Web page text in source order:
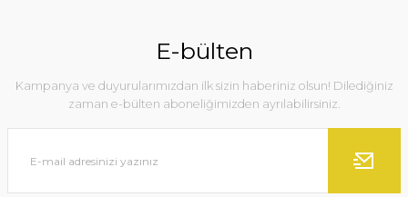
E-bülten
Kampanya ve duyurularımızdan ilk sizin haberiniz olsun! Dilediğiniz
zaman e-bülten aboneliğimizden ayrılabilirsiniz.